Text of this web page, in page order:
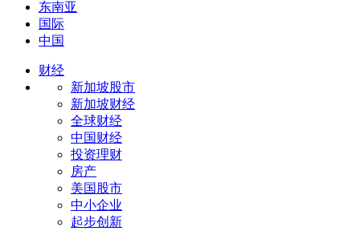
东南亚
国际
中国
财经
新加坡股市
新加坡财经
全球财经
中国财经
投资理财
房产
美国股市
中小企业
起步创新